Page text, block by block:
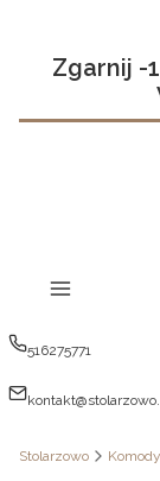
Zgarnij -
Menu
516275771
Stolarzowo Komody